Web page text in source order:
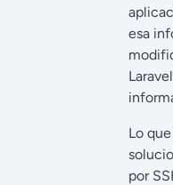
esa
Lo
por